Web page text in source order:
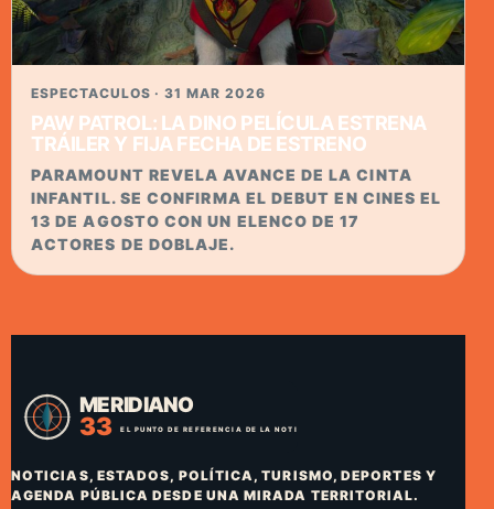
ESPECTACULOS · 31 MAR 2026
PAW PATROL: LA DINO PELÍCULA ESTRENA
TRÁILER Y FIJA FECHA DE ESTRENO
PARAMOUNT REVELA AVANCE DE LA CINTA
INFANTIL. SE CONFIRMA EL DEBUT EN CINES EL
13 DE AGOSTO CON UN ELENCO DE 17
ACTORES DE DOBLAJE.
NOTICIAS, ESTADOS, POLÍTICA, TURISMO, DEPORTES Y
AGENDA PÚBLICA DESDE UNA MIRADA TERRITORIAL.